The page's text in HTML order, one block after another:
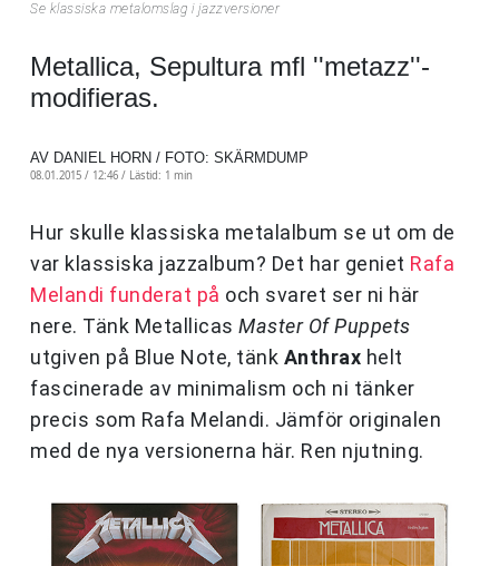
Se klassiska metalomslag i jazzversioner
Metallica, Sepultura mfl ''metazz''-
modifieras.
AV DANIEL HORN / FOTO: SKÄRMDUMP
08.01.2015 / 12:46 / Lästid: 1 min
Hur skulle klassiska metalalbum se ut om de
var klassiska jazzalbum? Det har geniet Rafa
Melandi funderat på och svaret ser ni här
nere. Tänk Metallicas Master Of Puppets
utgiven på Blue Note, tänk Anthrax helt
fascinerade av minimalism och ni tänker
precis som Rafa Melandi. Jämför originalen
med de nya versionerna här. Ren njutning.